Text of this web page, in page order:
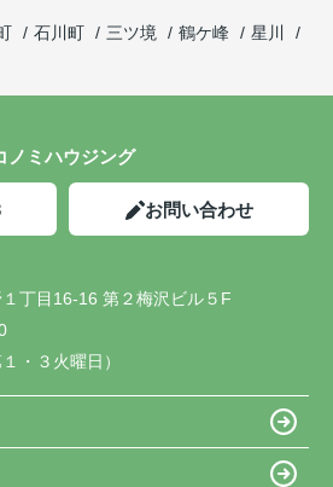
石川町 三ツ境 鶴ケ峰
星川
ノミハウジング
お問い合わせ
丁目16-16 第２梅沢ビル５F
・３火曜日）